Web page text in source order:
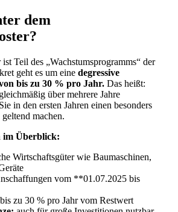
dem
Teil des „Wachstumsprogramms“ der
geht es um eine degressive
bis zu 30 % pro Jahr. Das heißt:
über mehrere Jahre
in den ersten Jahren einen besonders
machen.
im Überblick:
Wirtschaftsgüter wie Baumaschinen,
vom **01.07.2025 bis
bis zu 30 % pro Jahr vom Restwert